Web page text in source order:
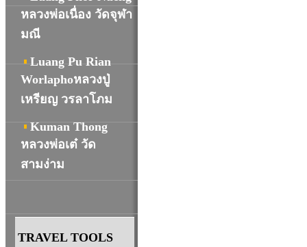
หลวงพ่อเนื่อง วัดจุฬา
มณี
Luang Pu Rian
Worlaphoหลวงปู่
เหรียญ วรลาโภม
Kuman Thong
หลวงพ่อเต๋ วัด
สามง่าม
TRAVEL TOOLS